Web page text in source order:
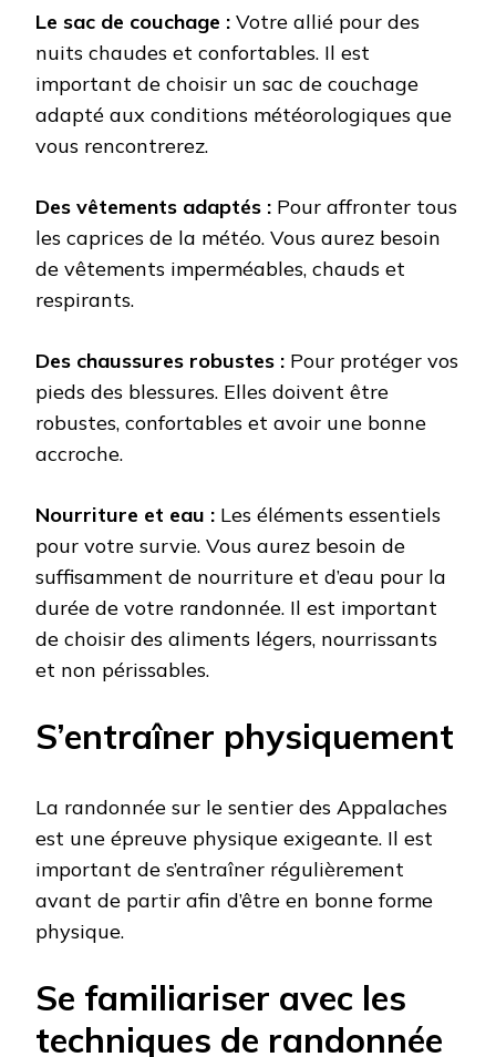
Le sac de couchage : Votre allié pour des
nuits chaudes et confortables. Il est
important de choisir un sac de couchage
adapté aux conditions météorologiques que
vous rencontrerez.
Des vêtements adaptés : Pour affronter tous
les caprices de la météo. Vous aurez besoin
de vêtements imperméables, chauds et
respirants.
Des chaussures robustes : Pour protéger vos
pieds des blessures. Elles doivent être
robustes, confortables et avoir une bonne
accroche.
Nourriture et eau : Les éléments essentiels
pour votre survie. Vous aurez besoin de
suffisamment de nourriture et d’eau pour la
durée de votre randonnée. Il est important
de choisir des aliments légers, nourrissants
et non périssables.
S’entraîner physiquement
La randonnée sur le sentier des Appalaches
est une épreuve physique exigeante. Il est
important de s’entraîner régulièrement
avant de partir afin d’être en bonne forme
physique.
Se familiariser avec les
techniques de randonnée